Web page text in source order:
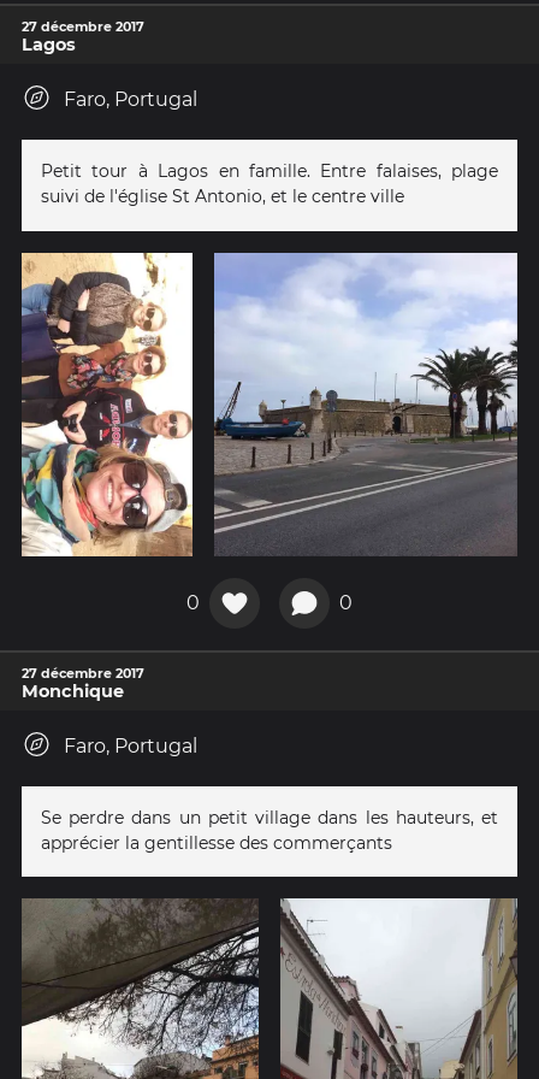
27 décembre 2017
Lagos
Faro, Portugal
Petit tour à Lagos en famille. Entre falaises, plage
suivi de l'église St Antonio, et le centre ville
0 0
27 décembre 2017
Monchique
Faro, Portugal
Se perdre dans un petit village dans les hauteurs, et
apprécier la gentillesse des commerçants